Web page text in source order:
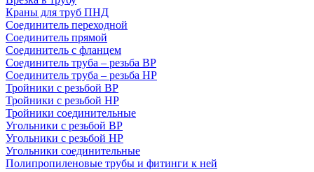
Краны для труб ПНД
Соединитель переходной
Соединитель прямой
Соединитель с фланцем
Соединитель труба – резьба ВР
Соединитель труба – резьба НР
Тройники с резьбой ВР
Тройники с резьбой НР
Тройники соединительные
Угольники с резьбой ВР
Угольники с резьбой НР
Угольники соединительные
Полипропиленовые трубы и фитинги к ней